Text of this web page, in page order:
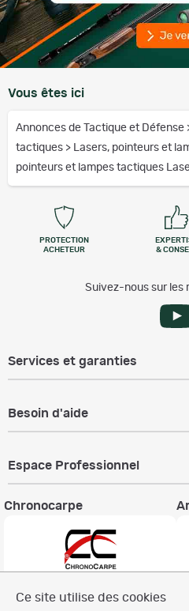
Ce site utilise des cookies
Vous êtes ici
Annonces de Tactique et Défense
tactiques > Lasers, pointeurs et
pointeurs et lampes tactiques
PROTECTION
ACHETEUR
&
Suivez-nous sur les
Services et garanties
Besoin d'aide
Espace Professionnel
Chronocarpe